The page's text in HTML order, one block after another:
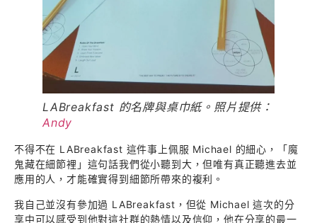
LABreakfast 的名牌與桌巾紙。照片提供：
Andy
不得不在 LABreakfast 這件事上佩服 Michael 的細心，「魔
鬼藏在細節裡」這句話我們從小聽到大，但唯有真正聽進去並
應用的人，才能確實得到細節所帶來的複利。
我自己並沒有參加過 LABreakfast，但從 Michael 這次的分
享中可以感受到他對這社群的熱情以及信仰，他在分享的最一